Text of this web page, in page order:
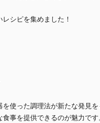
シピを集めました！
使った調理法が新たな発見
事を提供できるのが魅力で